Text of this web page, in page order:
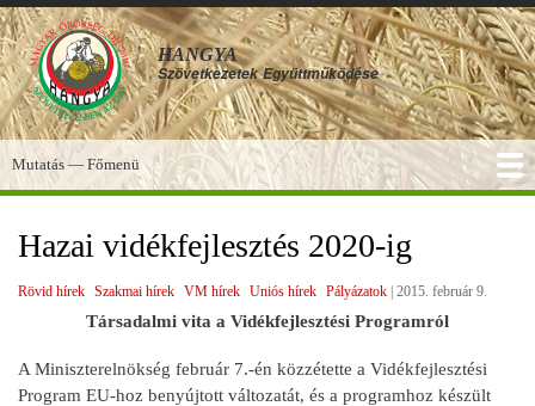
Ugrás
a
tartalomra
HANGYA
Szövetkezetek Együttműködése
Főmenü
Mutatás — Főmenü
Hazai vidékfejlesztés 2020-ig
Rövid hírek Szakmai hírek VM hírek Uniós hírek Pályázatok 2015. február 9.
Társadalmi vita a Vidékfejlesztési Programról
A Miniszterelnökség február 7.-én közzétette a Vidékfejlesztési
Program EU-hoz benyújtott változatát, és a programhoz készült